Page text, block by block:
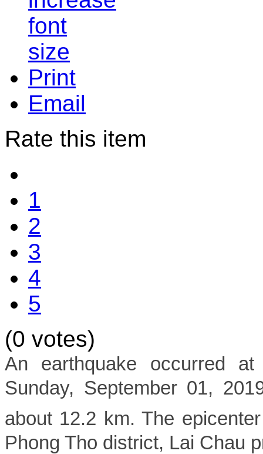
Print
Email
Rate this item
1
2
3
4
5
(0 votes)
An earthquake occurred
Sunday, September 01,
about 12.2 km. The
Phong Tho district, Lai Chau